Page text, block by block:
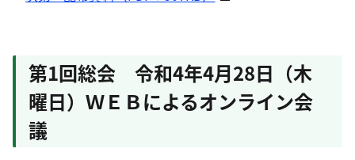
第1回総会 令和4年4月28日（木
曜日）ＷＥＢによるオンライン会
議